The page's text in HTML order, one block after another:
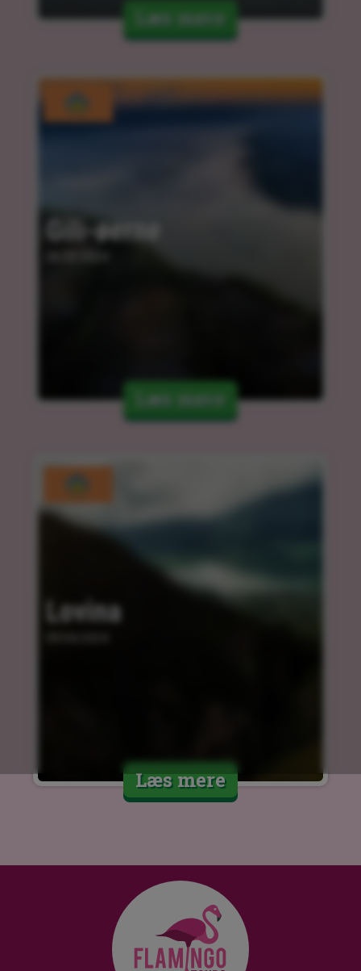
Læs mere
Gili-øerne
Læs mere
Lovina
Læs mere